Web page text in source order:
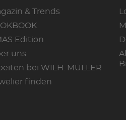
& Trends
Edition
uns
bei WILH. MÜLLER
finden